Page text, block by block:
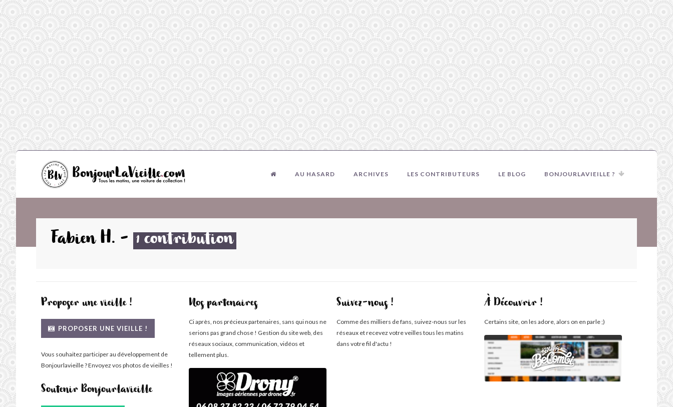
AU HASARD ARCHIVES LES CONTRIBUTEURS LE BLOG BONJOURLAVIEILLE ?
Fabien H. - 1 contribution
Proposer une vieille !
PROPOSER UNE VIEILLE !
Vous souhaitez participer au développement de
Bonjourlavieille ? Envoyez vos photos de vieilles !
Soutenir Bonjourlavieille
Nos partenaires
Ci après, nos précieux partenaires, sans qui nous ne
serions pas grand chose ! Gestion du site web, des
réseaux sociaux, communication, vidéos et
tellement plus.
Suivez-nous !
Comme des milliers de fans, suivez-nous sur les
réseaux et recevez votre veilles tous les matins
dans votre fil d'actu !
À Découvrir !
Certains site, on les adore, alors on en parle ;)